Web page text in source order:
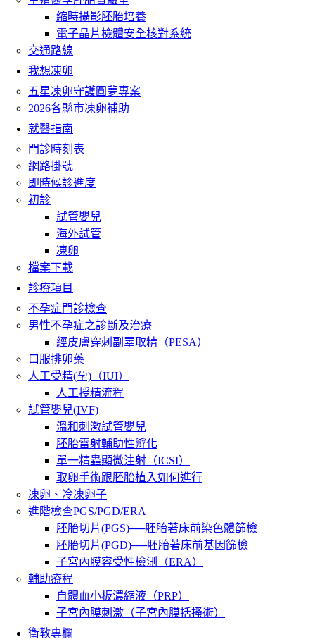
縮時攝影胚胎培養
電子晶片檢體安全核對系統
交通路線
我想凍卵
五星凍卵守護圓夢專案
2026各縣市凍卵補助
就醫指南
門診時刻表
網路掛號
即時候診進度
初診
試管嬰兒
海外試管
凍卵
檔案下載
診療項目
不孕症門診檢查
男性不孕症之診斷及治療
經皮膚穿刺副睪取精（PESA）
口服排卵藥
人工受精(孕)（IUI）
人工授精流程
試管嬰兒(IVF)
溫和刺激試管嬰兒
胚胎雷射輔助性孵化
單一精蟲顯微注射（ICSI）
取卵手術跟胚胎植入如何進行
凍卵、冷凍卵子
進階檢查PGS/PGD/ERA
胚胎切片(PGS)──胚胎著床前染色體篩檢
胚胎切片(PGD)──胚胎著床前基因篩檢
子宮內膜容受性檢測（ERA）
輔助療程
自體血小板濃縮液（PRP）
子宮內膜刺激（子宮內膜括搔術）
衛教專欄